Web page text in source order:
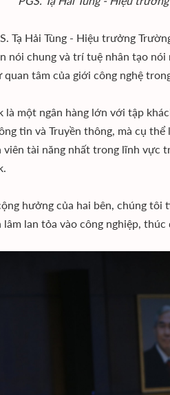
Tạ Hải Tùng - Hiệu trưởng
nói chung và trí tuệ nhân tạo
tâm của giới công nghệ
là một ngân hàng lớn với tập
tin và Truyền thông, mà cụ
viên tài năng nhất trong lĩnh vực
hưởng của hai bên, chúng tôi
lâm lan tỏa vào công nghiệp,